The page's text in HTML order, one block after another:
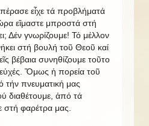
εἶχε τά προβλήματά
εἲμαστε μπροστά στή
Δέν γνωρίζουμε! Τό μέλλον
στή βουλή τοῦ Θεοῦ καί
βέβαια συνηθίζουμε τοῦτο
Ὅμως ἡ πορεία τοῦ
τήν πνευματική μας
διαθέτουμε, ἀπό τά
φαρέτρα μας.